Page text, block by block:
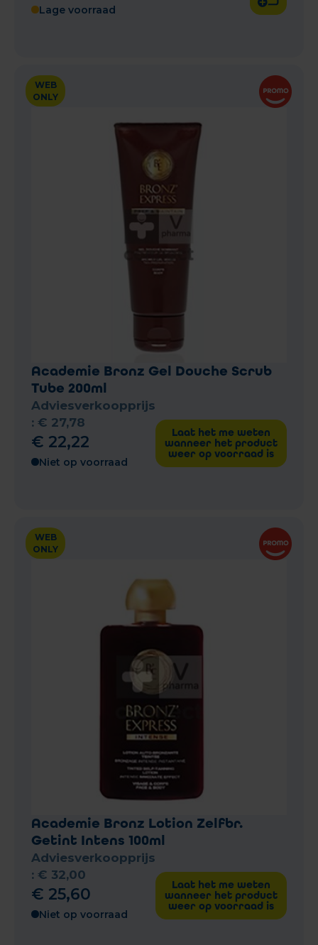
Lage voorraad
WEB
ONLY
Academie Bronz Gel Douche Scrub
Tube 200ml
Adviesverkoopprijs
: € 27,78
€ 22,22
Niet op voorraad
Laat het me weten
wanneer het product
weer op voorraad is
WEB
ONLY
Academie Bronz Lotion Zelfbr.
Getint Intens 100ml
Adviesverkoopprijs
: € 32,00
€ 25,60
Niet op voorraad
Laat het me weten
wanneer het product
weer op voorraad is